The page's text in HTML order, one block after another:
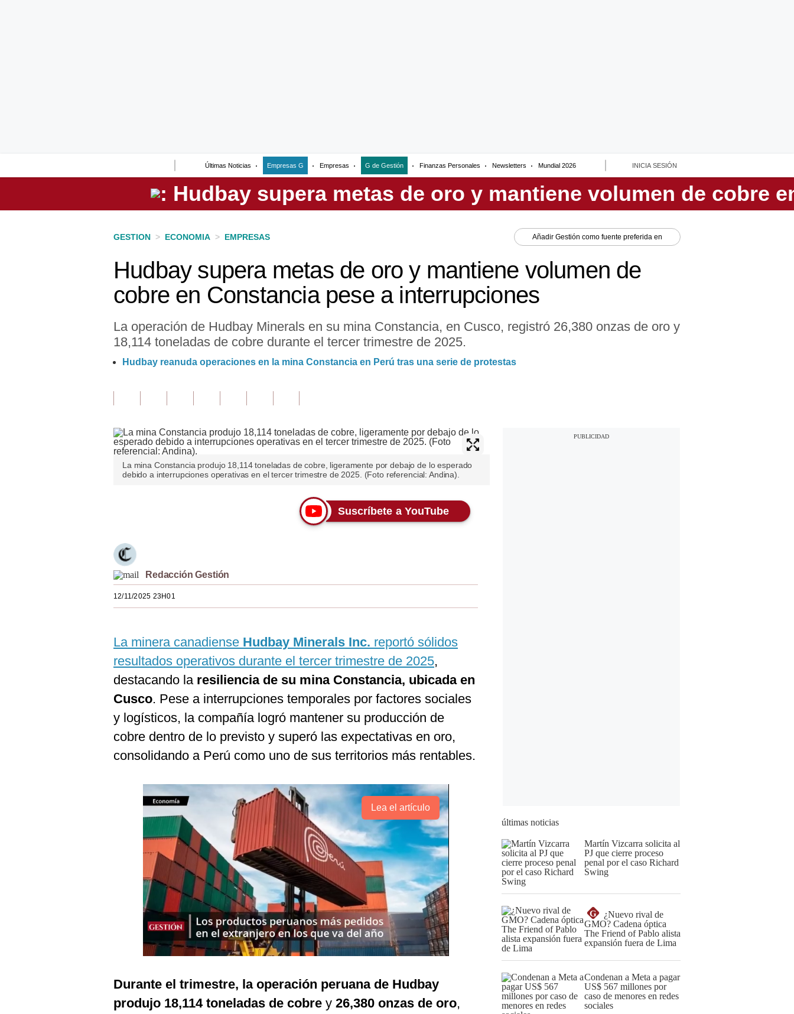
Últimas Noticias Empresas G Empresas G de Gestión Finanzas Personales Newsletters Mundial 2026 INICIA SESIÓN
Perú
GESTION > ECONOMIA > EMPRESAS Añadir Gestión como fuente preferida en
Hudbay supera metas de oro y mantiene volumen de
cobre en Constancia pese a interrupciones
La operación de Hudbay Minerals en su mina Constancia, en Cusco, registró 26,380 onzas de oro y
18,114 toneladas de cobre durante el tercer trimestre de 2025.
Hudbay reanuda operaciones en la mina Constancia en Perú tras una serie de protestas
La mina Constancia produjo 18,114 toneladas de cobre, ligeramente por debajo de lo esperado
debido a interrupciones operativas en el tercer trimestre de 2025. (Foto referencial: Andina).
Suscríbete a YouTube
Redacción Gestión
12/11/2025 23H01
La minera canadiense Hudbay Minerals Inc. reportó sólidos
resultados operativos durante el tercer trimestre de 2025,
destacando la resiliencia de su mina Constancia, ubicada en
Cusco. Pese a interrupciones temporales por factores sociales
y logísticos, la compañía logró mantener su producción de
cobre dentro de lo previsto y superó las expectativas en oro,
consolidando a Perú como uno de sus territorios más rentables.
Lea el artículo
Durante el trimestre, la operación peruana de Hudbay
produjo 18,114 toneladas de cobre y 26,380 onzas de oro,
últimas noticias
Martín Vizcarra solicita al
PJ que cierre proceso
penal por el caso Richard
Swing
G
¿Nuevo rival de
GMO? Cadena óptica
The Friend of Pablo alista
expansión fuera de Lima
Condenan a Meta a pagar
US$ 567 millones por
caso de menores en redes
sociales